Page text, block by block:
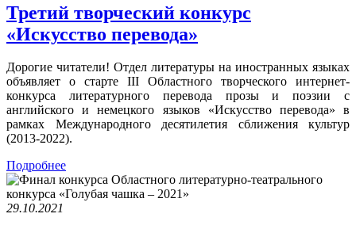
Третий творческий конкурс
«Искусство перевода»
Дорогие читатели! Отдел литературы на иностранных языках
объявляет о старте III Областного творческого интернет-
конкурса литературного перевода прозы и поэзии с
английского и немецкого языков «Искусство перевода» в
рамках Международного десятилетия сближения культур
(2013-2022).
Подробнее
29.10.2021